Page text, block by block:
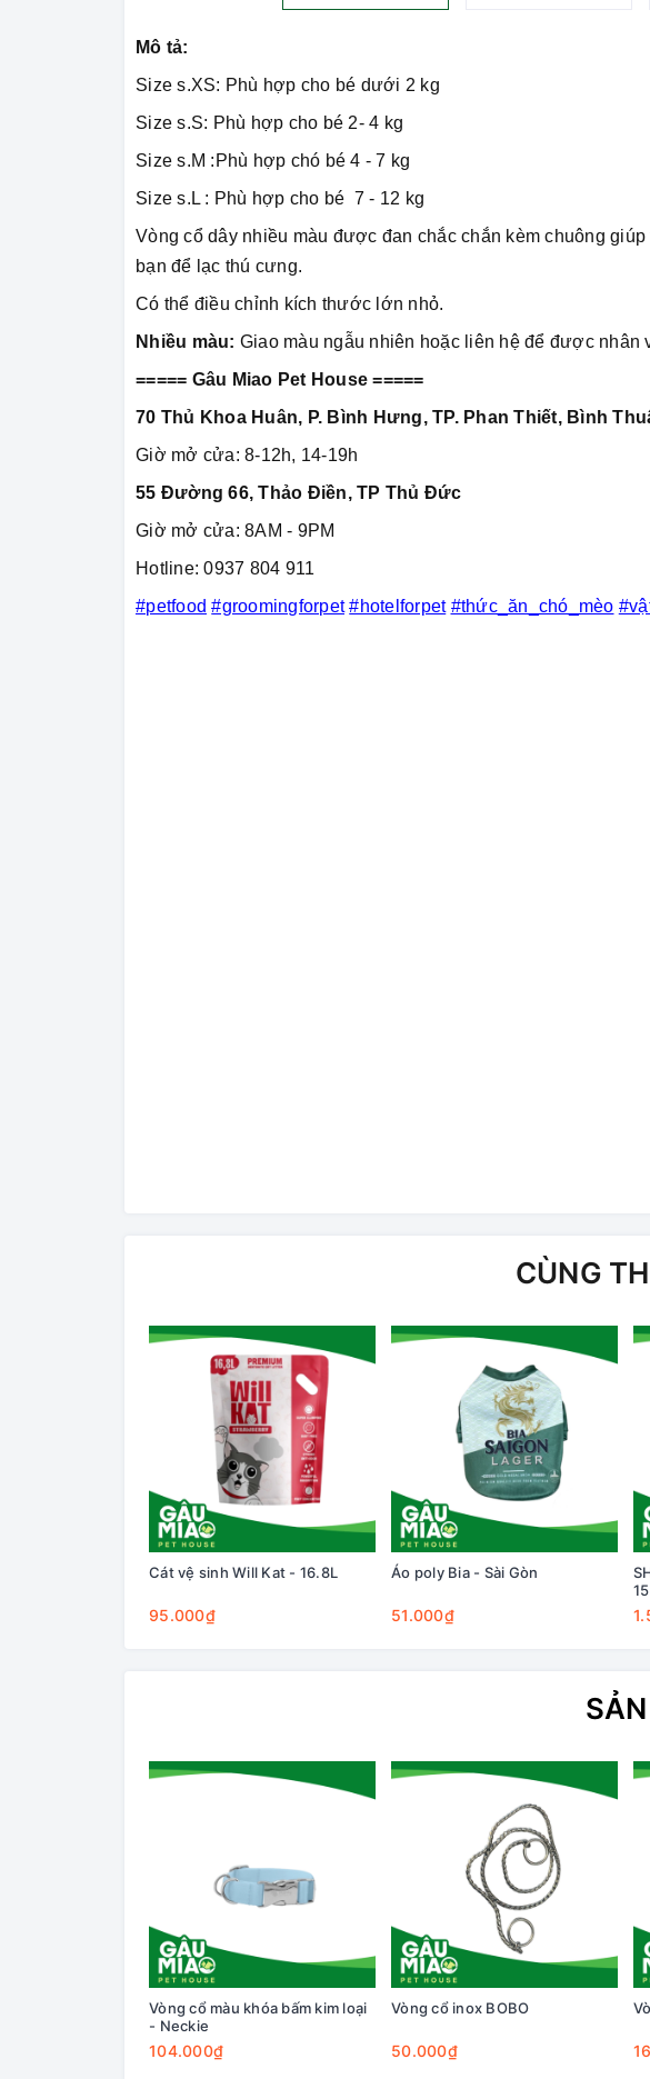
Mô tả:
Size s.XS: Phù hợp cho bé dưới 2 kg
Size s.S: Phù hợp cho bé 2- 4 kg
Size s.M :Phù hợp chó bé 4 - 7 kg
Size s.L : Phù hợp cho bé 7 - 12 kg
Vòng cổ dây nhiều màu được đan chắc chắn kèm chuông
bạn để lạc thú cưng.
Có thể điều chỉnh kích thước lớn nhỏ.
Nhiều màu: Giao màu ngẫu nhiên hoặc liên hệ để được nhân
===== Gâu Miao Pet House =====
70 Thủ Khoa Huân, P. Bình Hưng, TP. Phan Thiết, Bình
Giờ mở cửa: 8-12h, 14-19h
55 Đường 66, Thảo Điền, TP Thủ Đức
Giờ mở cửa: 8AM - 9PM
Hotline: 0937 804 911
#petfood #groomingforpet #hotelforpet #thức_ăn_chó_mèo
CÙNG
Cát vệ sinh Will Kat - 16.8L
95.000₫
Áo poly Bia - Sài Gòn
51.000₫
Vòng cổ màu khóa bấm kim loại
- Neckie
104.000₫
Vòng cổ inox BOBO
50.000₫